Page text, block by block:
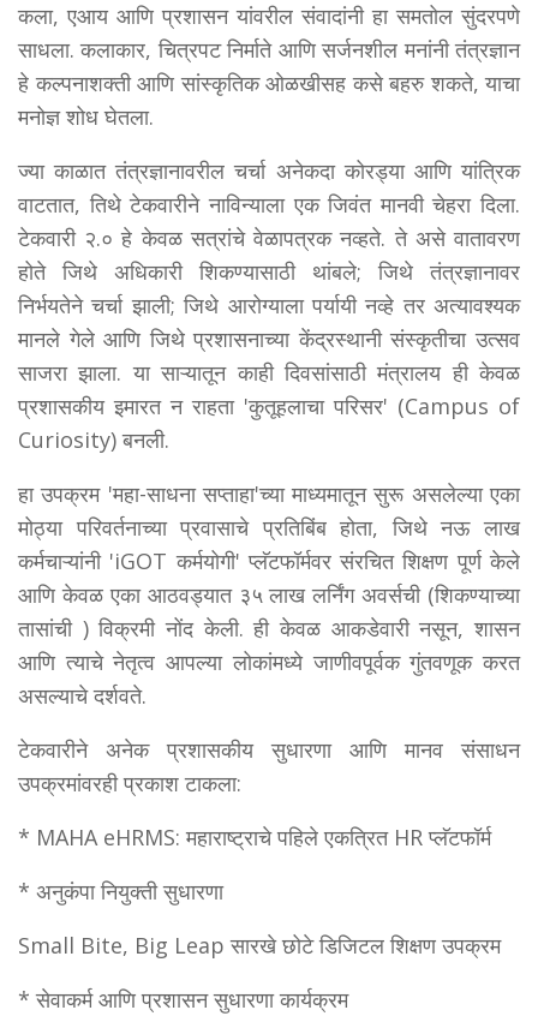
कला, एआय आणि प्रशासन यांवरील संवादांनी हा समतोल सुंदरपणे
साधला. कलाकार, चित्रपट निर्माते आणि सर्जनशील मनांनी तंत्रज्ञान
हे कल्पनाशक्ती आणि सांस्कृतिक ओळखीसह कसे बहरु शकते, याचा
मनोज्ञ शोध घेतला.
ज्या काळात तंत्रज्ञानावरील चर्चा अनेकदा कोरड्या आणि यांत्रिक
वाटतात, तिथे टेकवारीने नाविन्याला एक जिवंत मानवी चेहरा दिला.
टेकवारी २.० हे केवळ सत्रांचे वेळापत्रक नव्हते. ते असे वातावरण
होते जिथे अधिकारी शिकण्यासाठी थांबले; जिथे तंत्रज्ञानावर
निर्भयतेने चर्चा झाली; जिथे आरोग्याला पर्यायी नव्हे तर अत्यावश्यक
मानले गेले आणि जिथे प्रशासनाच्या केंद्रस्थानी संस्कृतीचा उत्सव
साजरा झाला. या साऱ्यातून काही दिवसांसाठी मंत्रालय ही केवळ
प्रशासकीय इमारत न राहता 'कुतूहलाचा परिसर' (Campus of
Curiosity) बनली.
हा उपक्रम 'महा-साधना सप्ताहा'च्या माध्यमातून सुरू असलेल्या एका
मोठ्या परिवर्तनाच्या प्रवासाचे प्रतिबिंब होता, जिथे नऊ लाख
कर्मचाऱ्यांनी 'iGOT कर्मयोगी' प्लॅटफॉर्मवर संरचित शिक्षण पूर्ण केले
आणि केवळ एका आठवड्यात ३५ लाख लर्निंग अवर्सची (शिकण्याच्या
तासांची ) विक्रमी नोंद केली. ही केवळ आकडेवारी नसून, शासन
आणि त्याचे नेतृत्व आपल्या लोकांमध्ये जाणीवपूर्वक गुंतवणूक करत
असल्याचे दर्शवते.
टेकवारीने अनेक प्रशासकीय सुधारणा आणि मानव संसाधन
उपक्रमांवरही प्रकाश टाकला:
* MAHA eHRMS: महाराष्ट्राचे पहिले एकत्रित HR प्लॅटफॉर्म
* अनुकंपा नियुक्ती सुधारणा
Small Bite, Big Leap सारखे छोटे डिजिटल शिक्षण उपक्रम
* सेवाकर्म आणि प्रशासन सुधारणा कार्यक्रम